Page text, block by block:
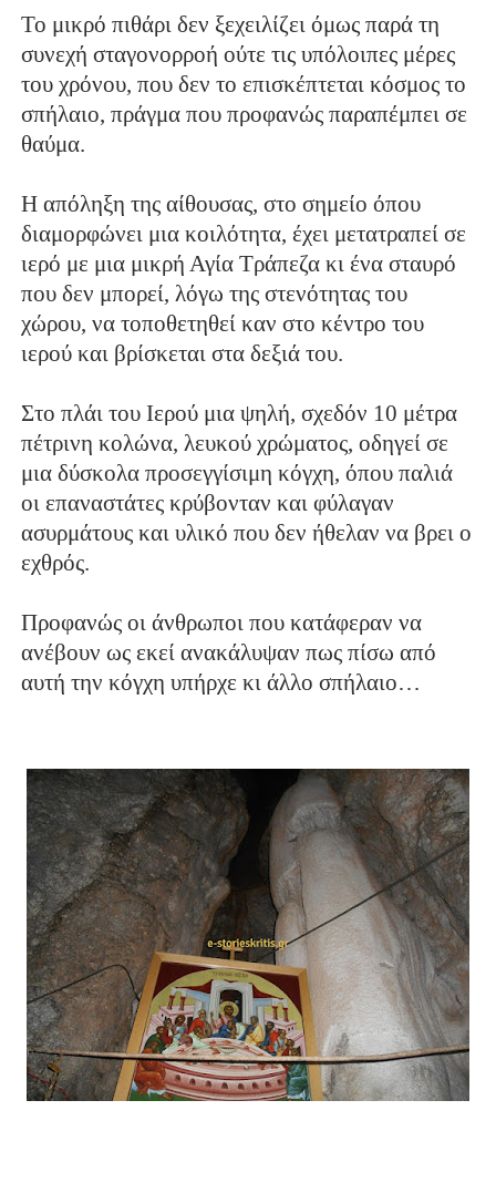
Το μικρό πιθάρι δεν ξεχειλίζει όμως παρά τη
συνεχή σταγονορροή ούτε τις υπόλοιπες μέρες
του χρόνου, που δεν το επισκέπτεται κόσμος το
σπήλαιο, πράγμα που προφανώς παραπέμπει σε
θαύμα.
Η απόληξη της αίθουσας, στο σημείο όπου
διαμορφώνει μια κοιλότητα, έχει μετατραπεί σε
ιερό με μια μικρή Αγία Τράπεζα κι ένα σταυρό
που δεν μπορεί, λόγω της στενότητας του
χώρου, να τοποθετηθεί καν στο κέντρο του
ιερού και βρίσκεται στα δεξιά του.
Στο πλάι του Ιερού μια ψηλή, σχεδόν 10 μέτρα
πέτρινη κολώνα, λευκού χρώματος, οδηγεί σε
μια δύσκολα προσεγγίσιμη κόγχη, όπου παλιά
οι επαναστάτες κρύβονταν και φύλαγαν
ασυρμάτους και υλικό που δεν ήθελαν να βρει ο
εχθρός.
Προφανώς οι άνθρωποι που κατάφεραν να
ανέβουν ως εκεί ανακάλυψαν πως πίσω από
αυτή την κόγχη υπήρχε κι άλλο σπήλαιο…